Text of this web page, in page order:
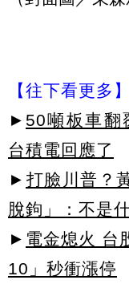
【往下看更多】
► 50噸板車翻
台積電回應了
► 打臉川普？
脫鉤」：不是
► 電金熄火 台
10」秒衝漲停